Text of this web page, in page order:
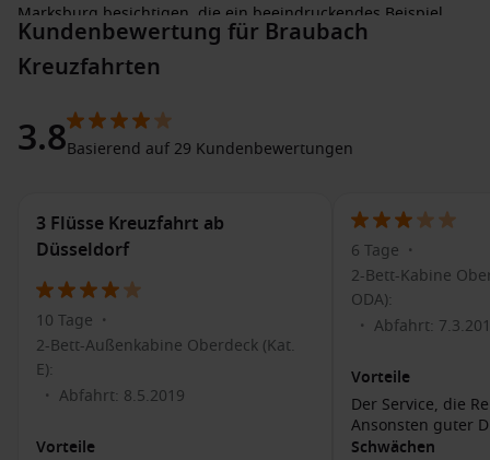
Marksburg besichtigen, die ein beeindruckendes Beispiel
mittelalterlicher Architektur darstellt. Die Burg ist für ihre gut
erhaltenen Abwehranlagen und den historischen Charme
Ein Spaziergang durch die Altstadt von Braubach ist sehr
empfehlenswert. Die engen Gassen sind gesäumt von gut
regionale Produkte anbieten. Hier können Sie auch die St.
Peter und Paul Kirche besuchen, deren eindrucksvoller Altar
ein beliebtes Fotomotiv darstellt.
Wenn Sie mehr über die Geschichte der Region erfahren
möchten, besuchen Sie das örtliche Museum, das
interessante Ausstellungen zur Geschichte Braubachs und
der Umgebung bietet. Für Abenteuerlustige gibt es
zahlreiche Wander- und Radwege, die durch die schöne
Kundenbewertung für Braubach
Kreuzfahrten
3.8Basierend auf 29 Kundenbewertungen
3 Flüsse Kreuzfahrt ab
Düsseldorf
10 Tage •
2-Bett-Außenkabine Oberdeck (Kat.
E):
• Abfahrt: 8.5.2019
Vorteile
6 Tage •
2-Bett-Kabine
ODA):
• Abfahrt:
Vorteile
Der Service, die
Ansonsten guter
Schwächen